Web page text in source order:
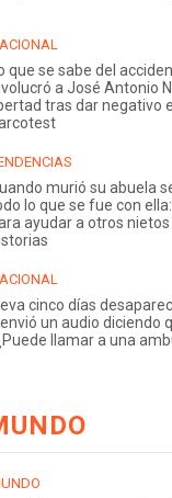
que se sabe del
a José Antonio
tras dar negativo
murió su abuela
lo que se fue con
ayudar a otros
cinco días
un audio diciendo
llamar a una